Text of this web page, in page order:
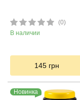
(0)
В наличии
145 грн
Новинка